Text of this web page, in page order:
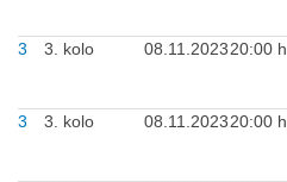
3
3. kolo 08.11.202320:00 h
3
3. kolo 08.11.202320:00 h